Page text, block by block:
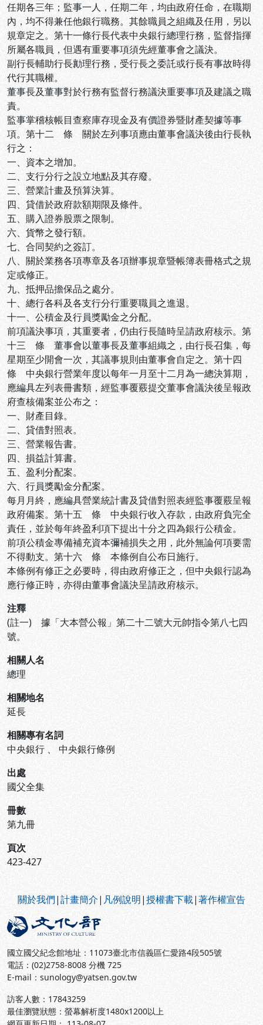
任期各三年；監事一人，任期二年，均由政府任命，在職期
內，均不得兼任他銀行職務。其餘職員之組織及任用，另以
規章定之。第十一條行長代表中央銀行總理行務，監督指揮
所屬各職員，但遇有重要事項須先經董事會之議決。
副行長輔助行長勷理行務，受行長之委託或行長有事故時得
代行其職權。
董事長及董事對於行務有監督行務議決重要事項及建議之職
責。
監事掌稽核帳目查察庫存現金及有價證券暨財產契據等事
項。第十二 條 關於左列事項應由董事會議決後由行長執
行之：
一、資本之增加。
二、支行分行之設立地點及其存廢。
三、營業計畫及預算決算。
四、貸借於政府款額期限及條件。
五、購入證券股票之限制。
六、貨幣之發行額。
七、合同契約之簽訂。
八、關於業務各項專章及各項辦事規章暨帳簿表冊格式之規
定或修正。
九、抵押品擔保品之處分。
十、總行各科及各支行分行重要職員之進退。
十一、公積金及行員獎勵金之分配。
前項議決事項，其重要者，仍由行長隨時呈請政府核示。第
十三 條 董事會以董事長及董事組織之，由行長召集，每
星期至少開會一次，其議事規則由董事會自定之。第十四
條 中央銀行營業年度以每年一月至十二月為一總決算期，
應編具左列表冊書類，經監事覆覈提交董事會議決後呈報政
府查核備案並公布之：
一、財產目錄。
二、貸借對照表。
三、營業報告書。
四、損益計算書。
五、盈利分配案。
六、行員獎勵金分配案。
每月月終，應編具營業統計書及貸借對照表經監事覆覈呈報
政府備案。第十五 條 中央銀行收入存款，由政府負完全
責任，並於每年終盈利項下提出十分之四為銀行公積金。
前項公積金專備補充資本彌補損失之用，此外無論何項要需
不得動支。第十六 條 本條例自公布日施行。
本條例有修正之必要時，得由政府修正之，但中央銀行認為
應行修正時，亦得由董事會議決呈請政府核示。
注釋
(註一) 據「大本營公報」第二十二號大元帥指令第八七四
號。
相關人名
總理
相關地名
延長
相關專有名詞
中央銀行 、 中央銀行條例
出處
國父全集
冊數
第九冊
頁次
423-427
關於我們|計畫簡介| 凡例說明|授權書下載|著作權宣告
國立國父紀念館地址：11073臺北市信義區仁愛路4段505號
電話：(02)2758-8008 分機 725
E-mail：sunology@yatsen.gov.tw
訪客人數： 17843259
最佳瀏覽狀態：螢幕解析度1480x1200以上